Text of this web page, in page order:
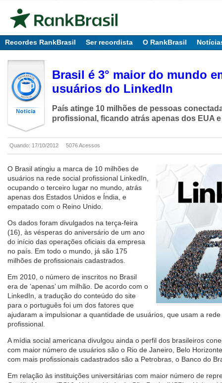
Recordes RankBrasil Ser recordista O RankBrasil
Brasil é 3° maior do mundo
usuários do Linkedln
País atinge 10 milhões de pessoas
profissional, ficando atrás apenas dos EUA
Quando: 17/10/2012 5076 Acessos
O Brasil atingiu a marca de 10 milhões de
usuários na rede social profissional LinkedIn,
ocupando o terceiro lugar no mundo, atrás
apenas dos Estados Unidos e Índia, e
empatado com o Reino Unido.
Os dados foram divulgados na terça-feira
(16), às vésperas do aniversário de um ano
do início das operações oficiais da empresa
no país. Em todo o mundo, já são 175
milhões de profissionais cadastrados.
Em 2010, o número de inscritos no Brasil
era de ‘apenas’ um milhão. De acordo com o
LinkedIn, a tradução do conteúdo do site
para o português foi um dos fatores que
ajudaram a impulsionar a quantidade de usuários, que usam a
profissional.
A mídia social americana divulgou ainda o perfil dos brasileiros
com maior número de usuários são o Rio de Janeiro, Belo
com mais profissionais cadastrados são a Petrobras, o Banco do
Em relação às instituições universitárias com maior número de